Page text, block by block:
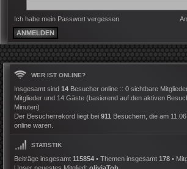
Ich habe mein Passwort vergessen
WER IST ONLINE?
Insgesamt sind 14 Besucher online :: 0 sichtbare
Mitglieder und 14 Gäste (basierend auf den aktiven
Minuten)
Der Besucherrekord liegt bei 911 Besuchern, die am
online waren.
STATISTIK
Beiträge insgesamt 115854 • Themen insgesamt 178 •